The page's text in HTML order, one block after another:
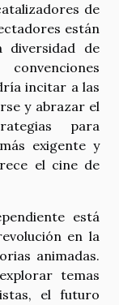
de
están
diversidad de
incitar a las
y abrazar el
para
exigente y
el cine de
está
en la
animadas.
temas
el futuro